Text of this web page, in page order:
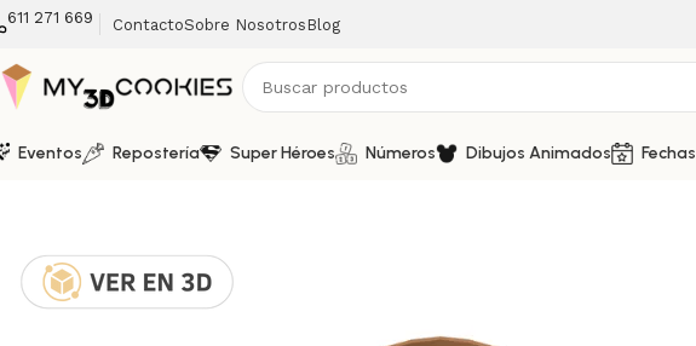
611 271 669 ContactoSobre Nosotros Blog
Eventos Repostería Super Héroes Números Dibujos Animados
Fechas Calendarias Cortador y Marcador de Galletas –